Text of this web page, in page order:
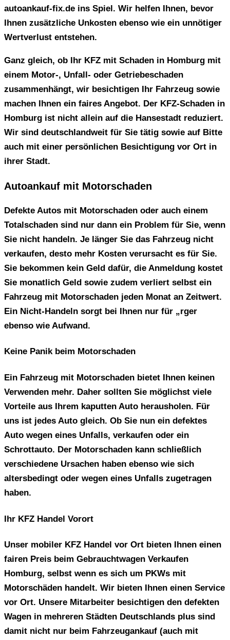
autoankauf-fix.de ins Spiel. Wir helfen Ihnen, bevor
Ihnen zusätzliche Unkosten ebenso wie ein unnötiger
Wertverlust entstehen.
Ganz gleich, ob Ihr KFZ mit Schaden in Homburg mit
einem Motor-, Unfall- oder Getriebeschaden
zusammenhängt, wir besichtigen Ihr Fahrzeug sowie
machen Ihnen ein faires Angebot. Der KFZ-Schaden in
Homburg ist nicht allein auf die Hansestadt reduziert.
Wir sind deutschlandweit für Sie tätig sowie auf Bitte
auch mit einer persönlichen Besichtigung vor Ort in
ihrer Stadt.
Autoankauf mit Motorschaden
Defekte Autos mit Motorschaden oder auch einem
Totalschaden sind nur dann ein Problem für Sie, wenn
Sie nicht handeln. Je länger Sie das Fahrzeug nicht
verkaufen, desto mehr Kosten verursacht es für Sie.
Sie bekommen kein Geld dafür, die Anmeldung kostet
Sie monatlich Geld sowie zudem verliert selbst ein
Fahrzeug mit Motorschaden jeden Monat an Zeitwert.
Ein Nicht-Handeln sorgt bei Ihnen nur für „rger
ebenso wie Aufwand.
Keine Panik beim Motorschaden
Ein Fahrzeug mit Motorschaden bietet Ihnen keinen
Verwenden mehr. Daher sollten Sie möglichst viele
Vorteile aus Ihrem kaputten Auto herausholen. Für
uns ist jedes Auto gleich. Ob Sie nun ein defektes
Auto wegen eines Unfalls, verkaufen oder ein
Schrottauto. Der Motorschaden kann schließlich
verschiedene Ursachen haben ebenso wie sich
altersbedingt oder wegen eines Unfalls zugetragen
haben.
Ihr KFZ Handel Vorort
Unser mobiler KFZ Handel vor Ort bieten Ihnen einen
fairen Preis beim Gebrauchtwagen Verkaufen
Homburg, selbst wenn es sich um PKWs mit
Motorschäden handelt. Wir bieten Ihnen einen Service
vor Ort. Unsere Mitarbeiter besichtigen den defekten
Wagen in mehreren Städten Deutschlands plus sind
damit nicht nur beim Fahrzeugankauf (auch mit